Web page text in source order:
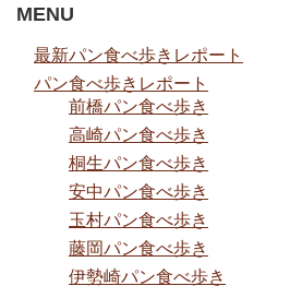
MENU
最新パン食べ歩きレポート
パン食べ歩きレポート
前橋パン食べ歩き
高崎パン食べ歩き
桐生パン食べ歩き
安中パン食べ歩き
玉村パン食べ歩き
藤岡パン食べ歩き
伊勢崎パン食べ歩き